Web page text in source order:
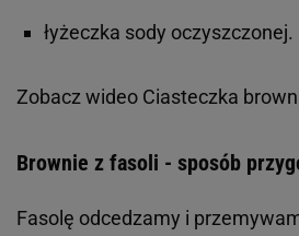
łyżeczka sody oczyszczonej.
Zobacz wideo Ciasteczka
Brownie z fasoli - sposób
Fasolę odcedzamy i